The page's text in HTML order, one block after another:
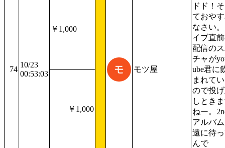
74
10/23
00:53:03
￥1,000
モツ屋
ドド！
ておや
なさい
イブ直
配信の
チャが
ube君に
まれて
ので投
しとき
ねー。
アルバ
遠に待
んで
￥1,000